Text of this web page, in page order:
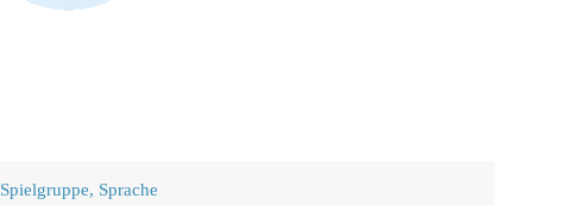
Spielgruppe, Sprache